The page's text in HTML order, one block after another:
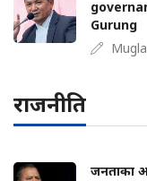
Gurung
राजनीति
जनताका